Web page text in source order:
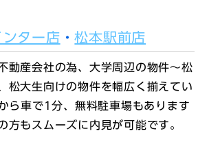
ター店 ・松本駅前店
動産会社の為、大学周辺の物件～松
松大生向けの物件を幅広く揃えてい
ら車で1分、無料駐車場もあります
方もスムーズに内見が可能です。